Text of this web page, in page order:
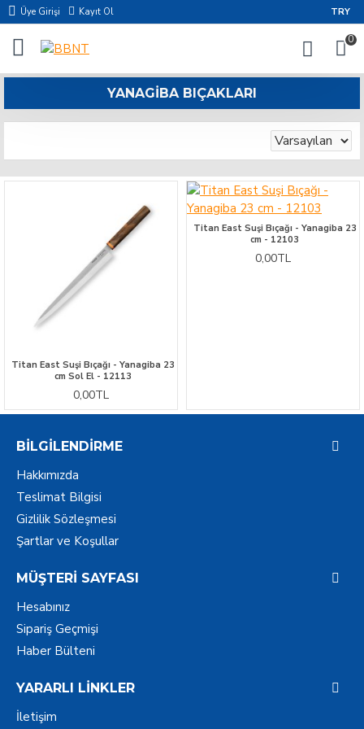
Üye Girişi Kayıt Ol TRY
0
YANAGIBA BIÇAKLARI
Titan East Suşi Bıçağı - Yanagiba 23
cm Sol El - 12113
0,00TL
Titan East Suşi Bıçağı - Yanagiba 23
cm - 12103
0,00TL
BILGILENDIRME
Hakkımızda
Teslimat Bilgisi
Gizlilik Sözleşmesi
Şartlar ve Koşullar
MÜŞTERI SAYFASI
Hesabınız
Sipariş Geçmişi
Haber Bülteni
YARARLI LINKLER
İletişim